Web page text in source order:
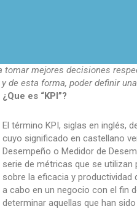
tomar mejores decisiones
de esta forma, poder definir
¿Que es “KPI”?
El término KPI, siglas en inglés,
cuyo significado en castellano
Desempeño o Medidor de
serie de métricas que se
sobre la eficacia y productividad
a cabo en un negocio con el fin
determinar aquellas que han